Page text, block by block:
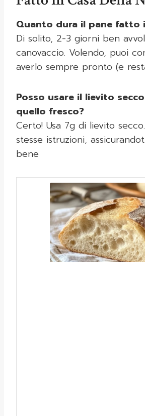
Quanto dura il pane fatto
Di solito, 2-3 giorni ben
canovaccio. Volendo, puoi
averlo sempre pronto (e
Posso usare il lievito
quello fresco?
Certo! Usa 7g di lievito
stesse istruzioni,
bene